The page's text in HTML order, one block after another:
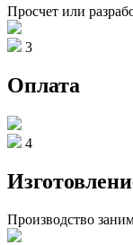
Просчет или
3
Оплата
4
Производство